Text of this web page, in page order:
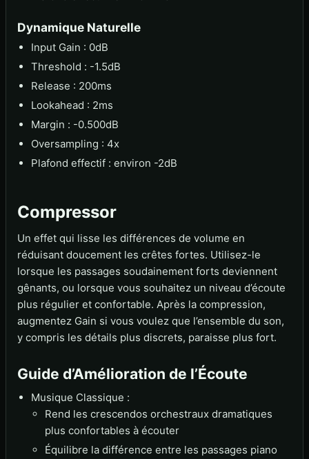
Dynamique Naturelle
Input Gain : 0dB
Threshold : -1.5dB
Release : 200ms
Lookahead : 2ms
Margin : -0.500dB
Oversampling : 4x
Plafond effectif : environ -2dB
Compressor
Un effet qui lisse les différences de volume en
réduisant doucement les crêtes fortes. Utilisez-le
lorsque les passages soudainement forts deviennent
gênants, ou lorsque vous souhaitez un niveau d’écoute
plus régulier et confortable. Après la compression,
augmentez Gain si vous voulez que l’ensemble du son,
y compris les détails plus discrets, paraisse plus fort.
Guide d’Amélioration de l’Écoute
Musique Classique :
Rend les crescendos orchestraux dramatiques
plus confortables à écouter
Équilibre la différence entre les passages piano